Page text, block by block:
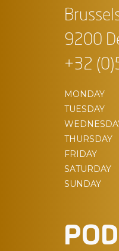
9200
+32
MONDAY
TUESDAY
THURSDAY
FRIDAY
SATURDAY
SUNDAY